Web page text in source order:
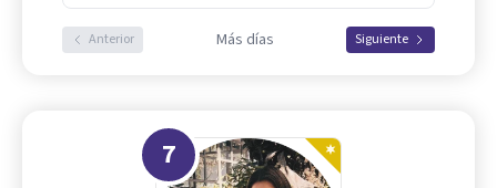
Anterior Más días Siguiente
7